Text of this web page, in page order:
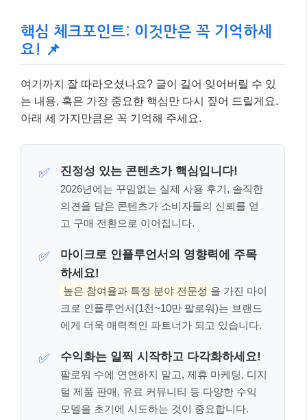
핵심 체크포인트: 이것만은 꼭 기억하세
요! 📌
여기까지 잘 따라오셨나요? 글이 길어 잊어버릴 수 있
는 내용, 혹은 가장 중요한 핵심만 다시 짚어 드릴게요.
아래 세 가지만큼은 꼭 기억해 주세요.
✅ 진정성 있는 콘텐츠가 핵심입니다!
2026년에는 꾸밈없는 실제 사용 후기, 솔직한
의견을 담은 콘텐츠가 소비자들의 신뢰를 얻
고 구매 전환으로 이어집니다.
✅
마이크로 인플루언서의 영향력에 주목
하세요!
높은 참여율과 특정 분야 전문성 을 가진 마이
크로 인플루언서(1천~10만 팔로워)는 브랜드
에게 더욱 매력적인 파트너가 되고 있습니다.
✅ 수익화는 일찍 시작하고 다각화하세요!
팔로워 수에 연연하지 말고, 제휴 마케팅, 디지
털 제품 판매, 유료 커뮤니티 등 다양한 수익
모델을 초기에 시도하는 것이 중요합니다.